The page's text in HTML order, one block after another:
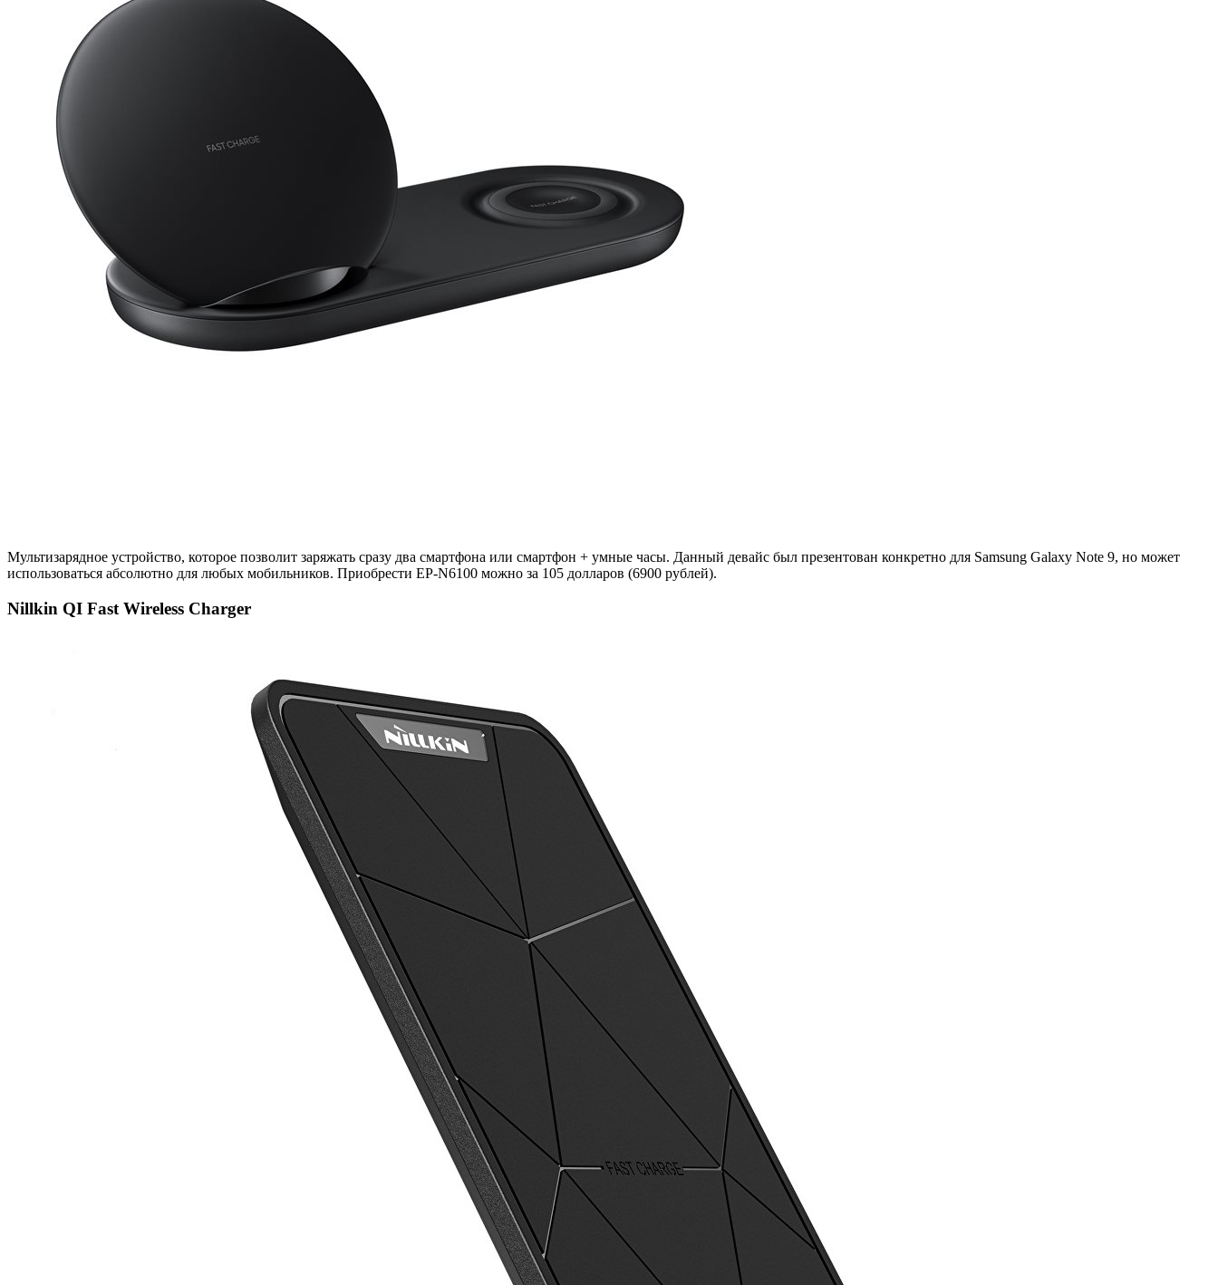
Мультизарядное устройство, которое позволит заряжать сразу два смартфона или смартфон + умные часы. Данный девайс был презентован конкретно для Samsung Galaxy Note 9, но может
использоваться абсолютно для любых мобильников. Приобрести EP-N6100 можно за 105 долларов (6900 рублей).
Nillkin QI Fast Wireless Charger